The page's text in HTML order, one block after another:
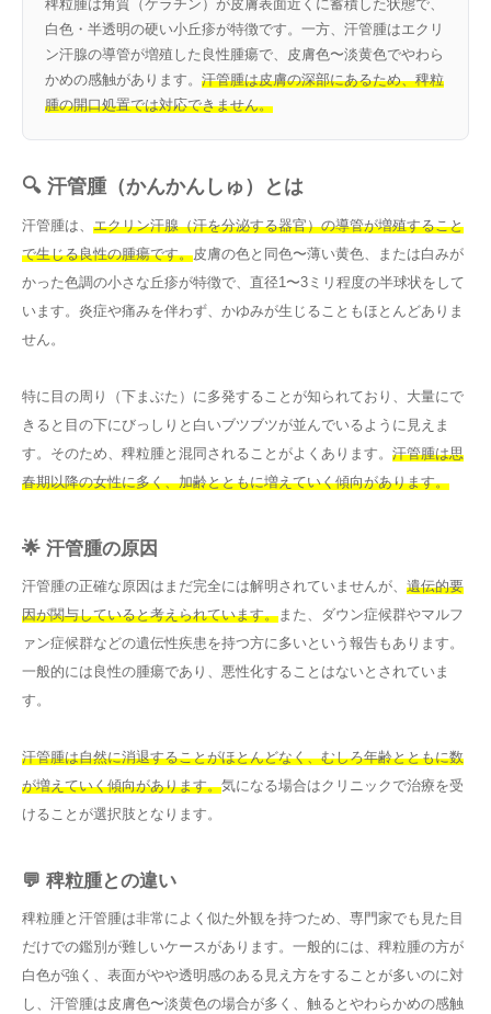
稗粒腫は角質（ケラチン）が皮膚表面近くに蓄積した状態で、
白色・半透明の硬い小丘疹が特徴です。一方、汗管腫はエクリ
ン汗腺の導管が増殖した良性腫瘍で、皮膚色〜淡黄色でやわら
かめの感触があります。 汗管腫は皮膚の深部にあるため、稗粒
腫の開口処置では対応できません。
🔍 汗管腫（かんかんしゅ）とは
汗管腫は、 エクリン汗腺（汗を分泌する器官）の導管が増殖すること
で生じる良性の腫瘍です。皮膚の色と同色〜薄い黄色、または白みが
かった色調の小さな丘疹が特徴で、直径1〜3ミリ程度の半球状をして
います。炎症や痛みを伴わず、かゆみが生じることもほとんどありま
せん。
特に目の周り（下まぶた）に多発することが知られており、大量にで
きると目の下にびっしりと白いブツブツが並んでいるように見えま
す。そのため、稗粒腫と混同されることがよくあります。 汗管腫は思
春期以降の女性に多く、加齢とともに増えていく傾向があります。
🌟 汗管腫の原因
汗管腫の正確な原因はまだ完全には解明されていませんが、 遺伝的要
因が関与していると考えられています。また、ダウン症候群やマルフ
ァン症候群などの遺伝性疾患を持つ方に多いという報告もあります。
一般的には良性の腫瘍であり、悪性化することはないとされていま
す。
汗管腫は自然に消退することがほとんどなく、むしろ年齢とともに数
が増えていく傾向があります。気になる場合はクリニックで治療を受
けることが選択肢となります。
💬 稗粒腫との違い
稗粒腫と汗管腫は非常によく似た外観を持つため、専門家でも見た目
だけでの鑑別が難しいケースがあります。一般的には、稗粒腫の方が
白色が強く、表面がやや透明感のある見え方をすることが多いのに対
し、汗管腫は皮膚色〜淡黄色の場合が多く、触るとやわらかめの感触